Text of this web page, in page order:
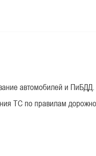
автомобилей и ПиБДД.
ТС по правилам